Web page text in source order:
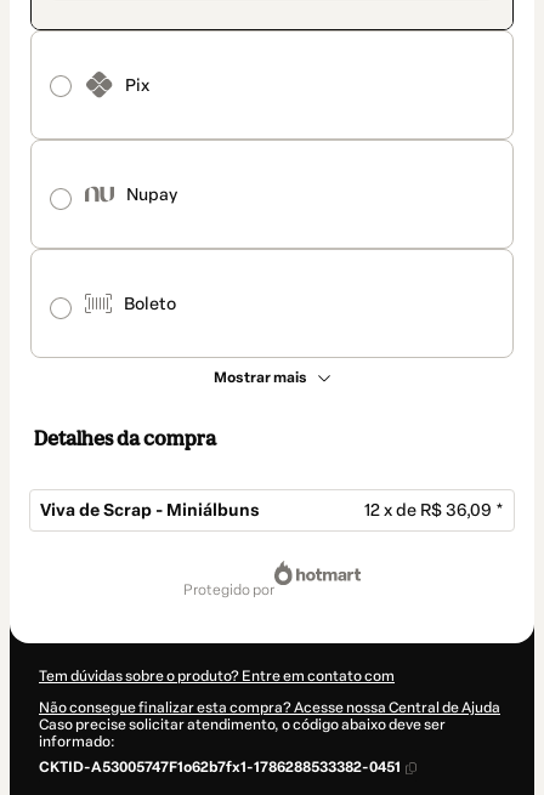
Pix
Nupay
Boleto
Mostrar mais
Detalhes da compra
Viva de Scrap - Miniálbuns 12 x de R$ 36,09 *
protegido por
Tem dúvidas sobre o produto? Entre em contato com
Não consegue finalizar esta compra? Acesse nossa Central de Ajuda
Caso precise solicitar atendimento, o código abaixo deve ser
informado:
CKTID-A53005747F1o62b7fx1-1786288533382-0451